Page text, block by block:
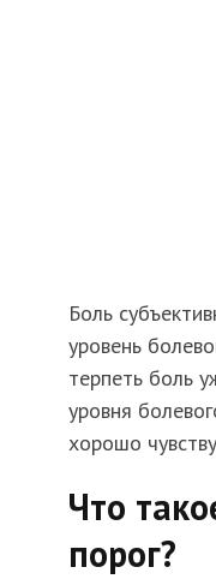
Боль
уровень
терпеть боль
уровня
хорошо
Что
порог?